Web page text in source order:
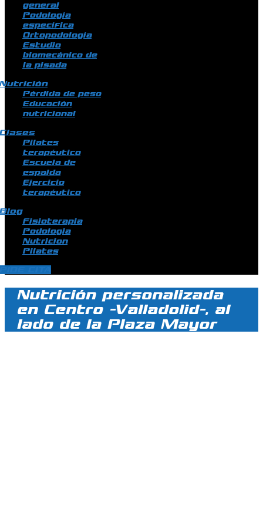
general
Podología
específica
Ortopodología
Estudio
biomecánico de
la pisada
Pérdida de peso
Educación
nutricional
Pilates
terapéutico
Escuela de
espalda
Ejercicio
terapéutico
Fisioterapia
Podologia
Nutricion
Pilates
Nutrición personalizada
en Centro -Valladolid-, al
lado de la Plaza Mayor